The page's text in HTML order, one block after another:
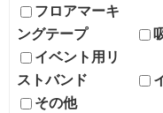
フロアマーキ
ングテープ
イベント用リ
ストバンド
その他